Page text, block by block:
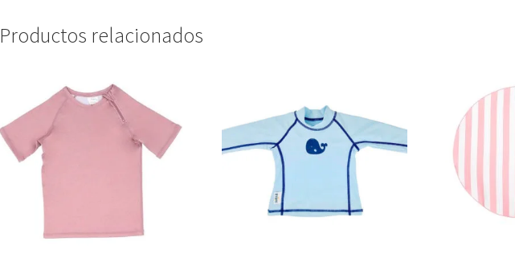
Productos relacionados